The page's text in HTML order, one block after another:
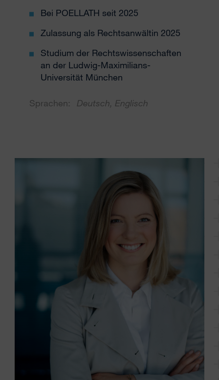
Bei POELLATH seit 2025
Zulassung als Rechtsanwältin 2025
Studium der Rechtswissenschaften
an der Ludwig-Maximilians-
Universität München
Sprachen: Deutsch, Englisch